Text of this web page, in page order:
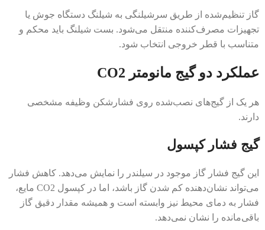
گاز تنظیم‌شده از طریق سرشیلنگی به شیلنگ دستگاه جوش یا
تجهیزات مصرف‌کننده منتقل می‌شود. بست شیلنگ باید محکم و
متناسب با قطر خروجی انتخاب شود.
عملکرد دو گیج مانومتر CO2
هر یک از گیج‌های نصب‌شده روی فشارشکن وظیفه مشخصی
دارند.
گیج فشار کپسول
این گیج فشار گاز موجود در سیلندر را نمایش می‌دهد. کاهش فشار
می‌تواند نشان‌دهنده کم شدن گاز باشد، اما در کپسول CO2 مایع،
فشار به دمای محیط نیز وابسته است و همیشه مقدار دقیق گاز
باقی‌مانده را نشان نمی‌دهد.